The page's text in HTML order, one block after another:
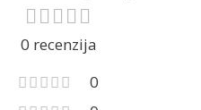
0 recenzija
0